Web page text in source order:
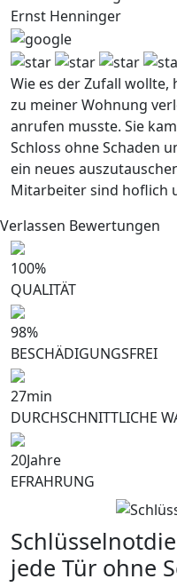
Ernst Henninger
Wie es der Zufall wollte,
zu meiner Wohnung
anrufen musste. Sie
Schloss ohne Schaden
ein neues
Mitarbeiter sind hoflich
Verlassen Bewertungen
100%
QUALITÄT
98%
BESCHÄDIGUNGSFREI
27min
DURCHSCHNITTLICHE
20Jahre
EFRAHRUNG
jede Tür ohne